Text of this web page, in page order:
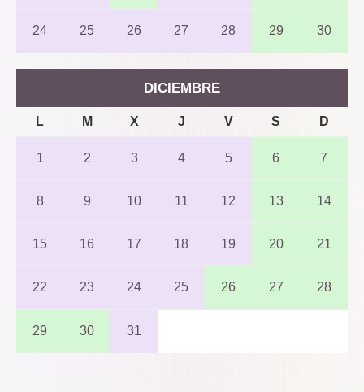
24 25 26 27 28 29 30
DICIEMBRE
L M X J V S D
1 2 3 4 5 6 7
8 9 10 11 12 13 14
15 16 17 18 19 20 21
22 23 24 25 26 27 28
29 30 31